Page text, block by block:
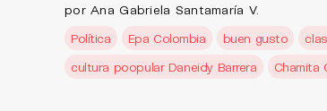
por Ana Gabriela Santamaría V.
Política
Epa Colombia buen gusto
cultura poopular Daneidy Barrera
Chamita